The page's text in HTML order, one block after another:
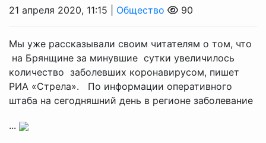
21 апреля 2020, 11:15 | Общество 90
Мы уже рассказывали своим читателям о том, что
на Брянщине за минувшие сутки увеличилось
количество заболевших коронавирусом, пишет
РИА «Стрела». По информации оперативного
штаба на сегодняшний день в регионе заболевание
...